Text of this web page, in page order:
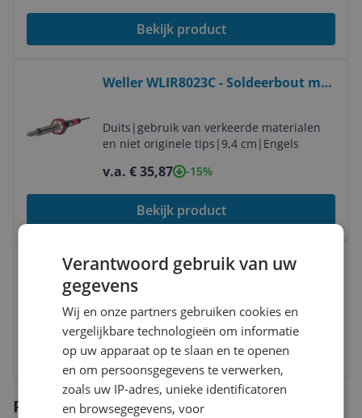
Bekijk product
Weller WLIR8023C - Soldeerbout met
Duits |gebruik van verkeerde materialen
en niet originele tips |9,4 cm | Engels
v.a. € 35,87 -15%
Bekijk product
Flexovit schuurband 75x533mm 40
Grit
v.a. € 10,57
Bekijk product
Reviews
Verantwoord gebruik van uw
gegevens
Wij en onze partners gebruiken cookies en
vergelijkbare technologieën om informatie
op uw apparaat op te slaan en te openen
en om persoonsgegevens te verwerken,
zoals uw IP-adres, unieke identificatoren
en browsegegevens, voor